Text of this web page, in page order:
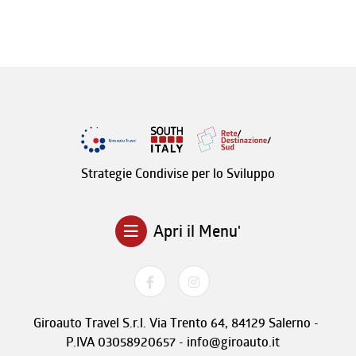
Strategie Condivise per lo Sviluppo
Apri il Menu'
Giroauto Travel S.r.l. Via Trento 64, 84129 Salerno -
P.IVA 03058920657 - info@giroauto.it